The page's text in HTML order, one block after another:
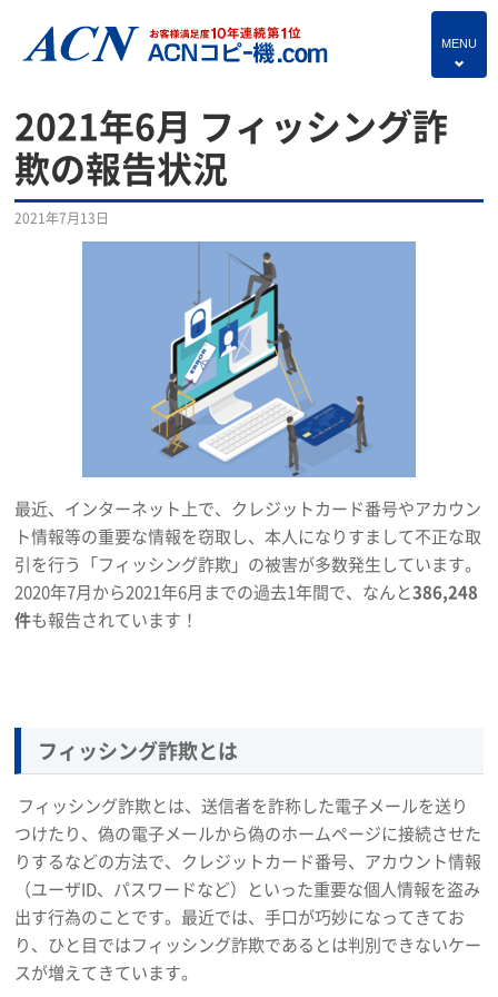
MENU
4
プランのご紹介
保守サービス
コピー機あれこれ
複合機・情報セキュリティブログ
よくあるご質問
独立・開業支援プラン
お問い合わせ
2021年6月 フィッシング詐
欺の報告状況
2021年7月13日
最近、インターネット上で、クレジットカード番号やアカウン
ト情報等の重要な情報を窃取し、本人になりすまして不正な取
引を行う「フィッシング詐欺」の被害が多数発生しています。
2020年7月から2021年6月までの過去1年間で、なんと386,248
件も報告されています！
フィッシング詐欺とは
フィッシング詐欺とは、送信者を詐称した電子メールを送り
つけたり、偽の電子メールから偽のホームページに接続させた
りするなどの方法で、クレジットカード番号、アカウント情報
（ユーザID、パスワードなど）といった重要な個人情報を盗み
出す行為のことです。最近では、手口が巧妙になってきてお
り、ひと目ではフィッシング詐欺であるとは判別できないケー
スが増えてきています。